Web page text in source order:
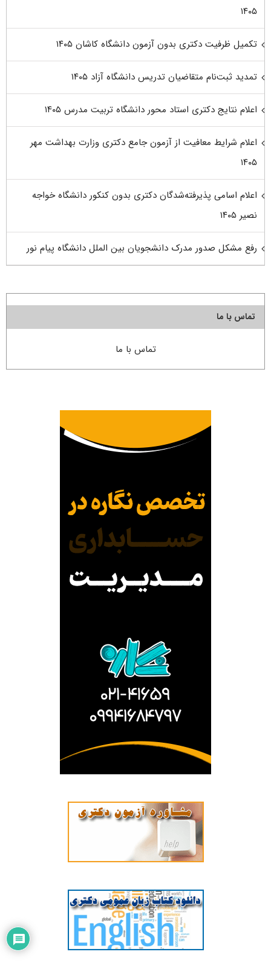
۱۴۰۵
تکمیل ظرفیت دکتری بدون آزمون دانشگاه کاشان ۱۴۰۵
تمدید ثبت‌نام متقاضیان تدریس دانشگاه آزاد ۱۴۰۵
اعلام نتایج دکتری استاد محور دانشگاه تربیت مدرس ۱۴۰۵
اعلام شرایط معافیت از آزمون جامع دکتری وزارت بهداشت مهر
۱۴۰۵
اعلام اسامی پذیرفته‌شدگان دکتری بدون کنکور دانشگاه خواجه
نصیر ۱۴۰۵
رفع مشکل صدور مدرک دانشجویان بین الملل دانشگاه پیام نور
تماس با ما
تماس با ما